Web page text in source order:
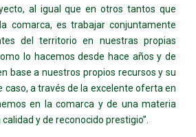
al igual que en otros tantos que
comarca, es trabajar conjuntamente
del territorio en nuestras propias
lo hacemos desde hace años y de
base a nuestros propios recursos y su
caso, a través de la excelente oferta en
en la comarca y de una materia
y de reconocido prestigio”.